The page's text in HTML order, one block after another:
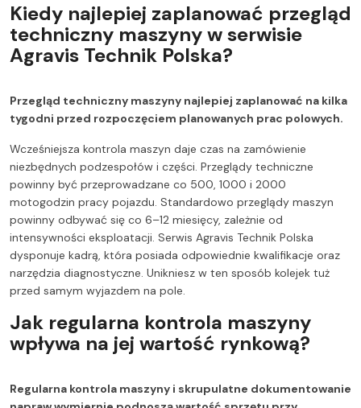
Kiedy najlepiej zaplanować przegląd
techniczny maszyny w serwisie
Agravis Technik Polska?
Przegląd techniczny maszyny najlepiej zaplanować na kilka
tygodni przed rozpoczęciem planowanych prac polowych.
Wcześniejsza kontrola maszyn daje czas na zamówienie
niezbędnych podzespołów i części. Przeglądy techniczne
powinny być przeprowadzane co 500, 1000 i 2000
motogodzin pracy pojazdu. Standardowo przeglądy maszyn
powinny odbywać się co 6–12 miesięcy, zależnie od
intensywności eksploatacji. Serwis Agravis Technik Polska
dysponuje kadrą, która posiada odpowiednie kwalifikacje oraz
narzędzia diagnostyczne. Unikniesz w ten sposób kolejek tuż
przed samym wyjazdem na pole.
Jak regularna kontrola maszyny
wpływa na jej wartość rynkową?
Regularna kontrola maszyny i skrupulatne dokumentowanie